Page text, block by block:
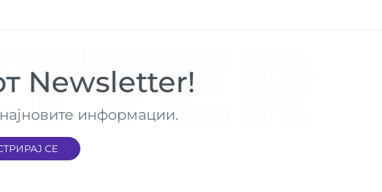
Newsletter!
информации.
СЕ